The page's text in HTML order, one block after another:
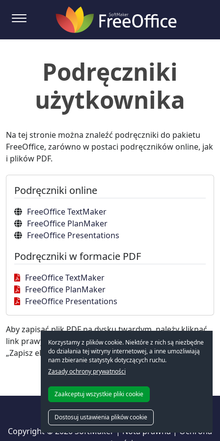
Podręczniki
użytkownika
Na tej stronie można znaleźć podręczniki do pakietu
FreeOffice, zarówno w postaci podręczników online, jak
i plików PDF.
Podręczniki online
FreeOffice TextMaker
FreeOffice PlanMaker
FreeOffice Presentations
Podręczniki w formacie PDF
FreeOffice TextMaker
FreeOffice PlanMaker
FreeOffice Presentations
Aby zapisać plik PDF na dysku twardym, należy kliknąć
link prawym przyciskiem myszy i wybrać polecenie
„Zapisz element docelowy jako”.
Korzystamy z plików cookie. Niektóre z nich są niezbędne
do działania tej witryny internetowej, a inne umożliwiają
nam zbieranie statystyk dotyczących ruchu.
Zasady ochrony prywatności
Zaakceptuj wszystkie pliki cookie
Dostosuj ustawienia plików cookie
Copyright © 2026SoftMaker | Nota prawna | Ochrona